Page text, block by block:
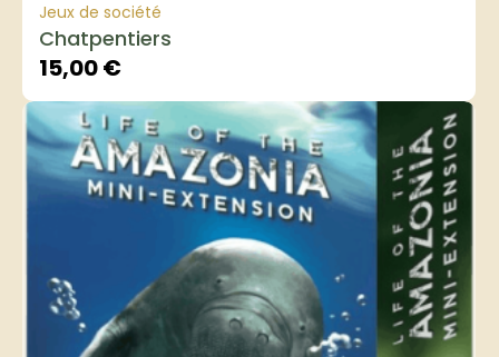
Jeux de société
Chatpentiers
15,00€